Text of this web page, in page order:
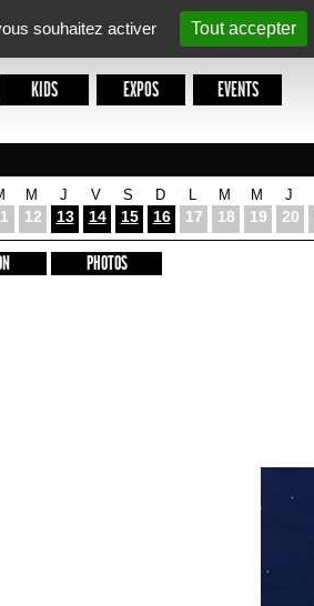
souhaitez activer
Tout accepter
KIDS EXPOS
EVENTS
M
12
J
13
V
14
S
15
D
16 17
M
18
M
19
J
20
PHOTOS